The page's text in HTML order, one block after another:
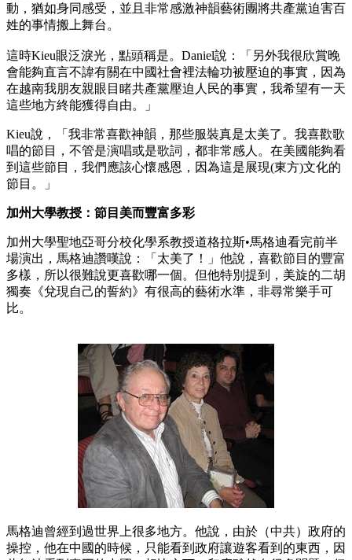
動，猶如身同感受，並且非常感激神韻藝術團將共產黨迫害百
姓的事情搬上舞台。
這時Kieu眼泛淚光，點頭稱是。Daniel說：「另外我很欣賞晚
會能夠直言不諱有關在中國社會裡法輪功被壓迫的事實，因為
在越南我朋友親眼目睹共產黨壓迫人民的事實，我希望有一天
這些地方終能獲得自由。」
Kieu說，「我非常喜歡神韻，那些服裝真是太美了。我喜歡歌
唱的節目，不管是演唱或是歌詞，都非常感人。在美國能夠看
到這些節目，我們應該心懷感恩，因為這是展現(東方)文化的
節目。」
加州大學教授：節目美而豐富多彩
加州大學聖地亞哥分校化學系教授道格拉斯•馬格迪看完前半
場演出，馬格迪讚嘆說：「太美了！」他說，喜歡節目的豐富
多樣，所以很難說更喜歡哪一個。但他特別提到，美旋的二胡
獨奏《兌現自己的誓約》有很高的藝術水準，非尋常樂手可
比。
馬格迪曾經到過世界上很多地方。他說，由於（中共）政府的
操控，他在中國的時候，只能看到政府讓遊客看到的東西，因